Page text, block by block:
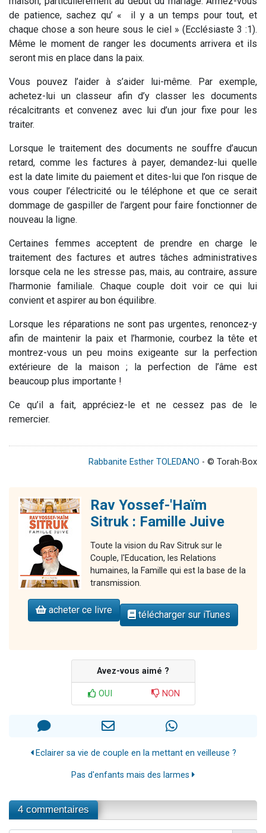
de patience, sachez qu’ « il y a un temps pour tout, et
chaque chose a son heure sous le ciel » (Ecclésiaste 3 :1).
Même le moment de ranger les documents arrivera et ils
seront mis en place dans la paix.
Vous pouvez l’aider à s’aider lui-même. Par exemple,
achetez-lui un classeur afin d’y classer les documents
récalcitrants et convenez avec lui d’un jour fixe pour les
traiter.
Lorsque le traitement des documents ne souffre d’aucun
retard, comme les factures à payer, demandez-lui quelle
est la date limite du paiement et dites-lui que l’on risque de
vous couper l’électricité ou le téléphone et que ce serait
dommage de gaspiller de l’argent pour faire fonctionner de
nouveau la ligne.
Certaines femmes acceptent de prendre en charge le
traitement des factures et autres tâches administratives
lorsque cela ne les stresse pas, mais, au contraire, assure
l’harmonie familiale. Chaque couple doit voir ce qui lui
convient et aspirer au bon équilibre.
Lorsque les réparations ne sont pas urgentes, renoncez-y
afin de maintenir la paix et l’harmonie, courbez la tête et
montrez-vous un peu moins exigeante sur la perfection
extérieure de la maison ; la perfection de l’âme est
beaucoup plus importante !
Ce qu’il a fait, appréciez-le et ne cessez pas de le
remercier.
Rabbanite Esther TOLEDANO - © Torah-Box
Rav Yossef-'Haïm
Sitruk : Famille Juive
Toute la vision du Rav Sitruk sur le
Couple, l'Education, les Relations
humaines, la Famille qui est la base de la
transmission.
acheter ce livre télécharger sur iTunes
Avez-vous aimé ?
OUI NON
Eclairer sa vie de couple en la mettant en veilleuse ?
Pas d'enfants mais des larmes
4 commentaires